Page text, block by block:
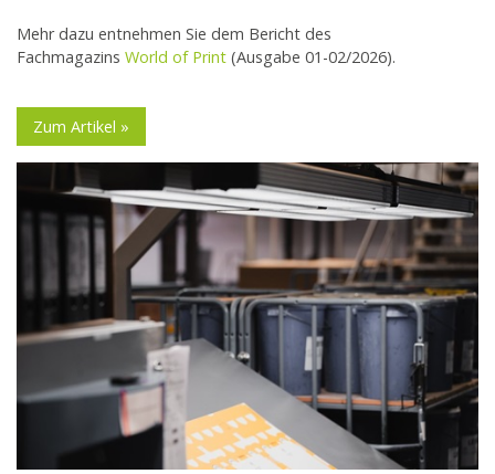
Mehr dazu entnehmen Sie dem Bericht des
Fachmagazins World of Print (Ausgabe 01-02/2026).
Zum Artikel »